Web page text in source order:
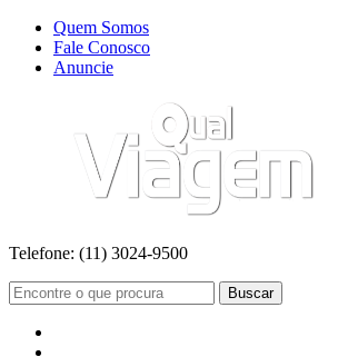
Quem Somos
Fale Conosco
Anuncie
Telefone: (11) 3024-9500
Buscar